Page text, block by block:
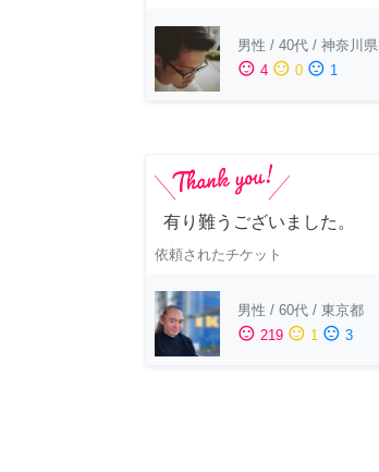
男性 / 40代 / 神奈川県
sentiment_satisfied 4 sentiment_neutral 0 sentiment_dissatisfied 1
有り難うございました。
依頼されたチケット
男性 / 60代 / 東京都
sentiment_satisfied 219 sentiment_neutral 1 sentiment_dissatisfied 3